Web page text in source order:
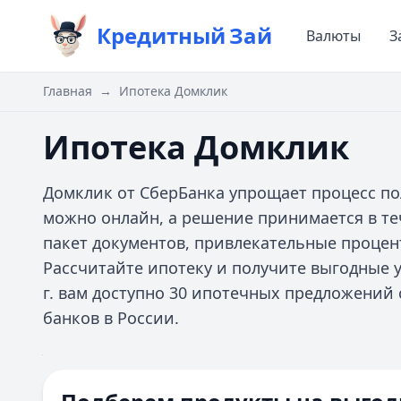
КредитныйЗай Валюты
Главная → Ипотека Домклик
Ипотека Домклик
Домклик от СберБанка упрощает процесс
можно онлайн, а решение принимается в
пакет документов, привлекательные
Рассчитайте ипотеку и получите выгодные
г. вам доступно 30 ипотечных предложений
банков в России.
Цель ипотеки